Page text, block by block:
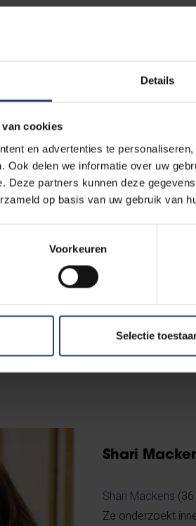
Details
van cookies
en advertenties te
Ook delen we informatie over uw
Deze partners kunnen deze
op basis van uw gebruik van
Voorkeuren
Selectie
besluitnemers kan
conflicterende belangen af te
hij nauw samen met
artificiële intelligentie maken het
aan te gaan. Hiervoor is een
noodzakelijk. Mijn interesse naar
maatschappelijke impact hierop is de
voor de Jonge Academie. Mijn
gaan uit naar “open science”,
Shari
Shari Mackens (36
Ze onderzoekt